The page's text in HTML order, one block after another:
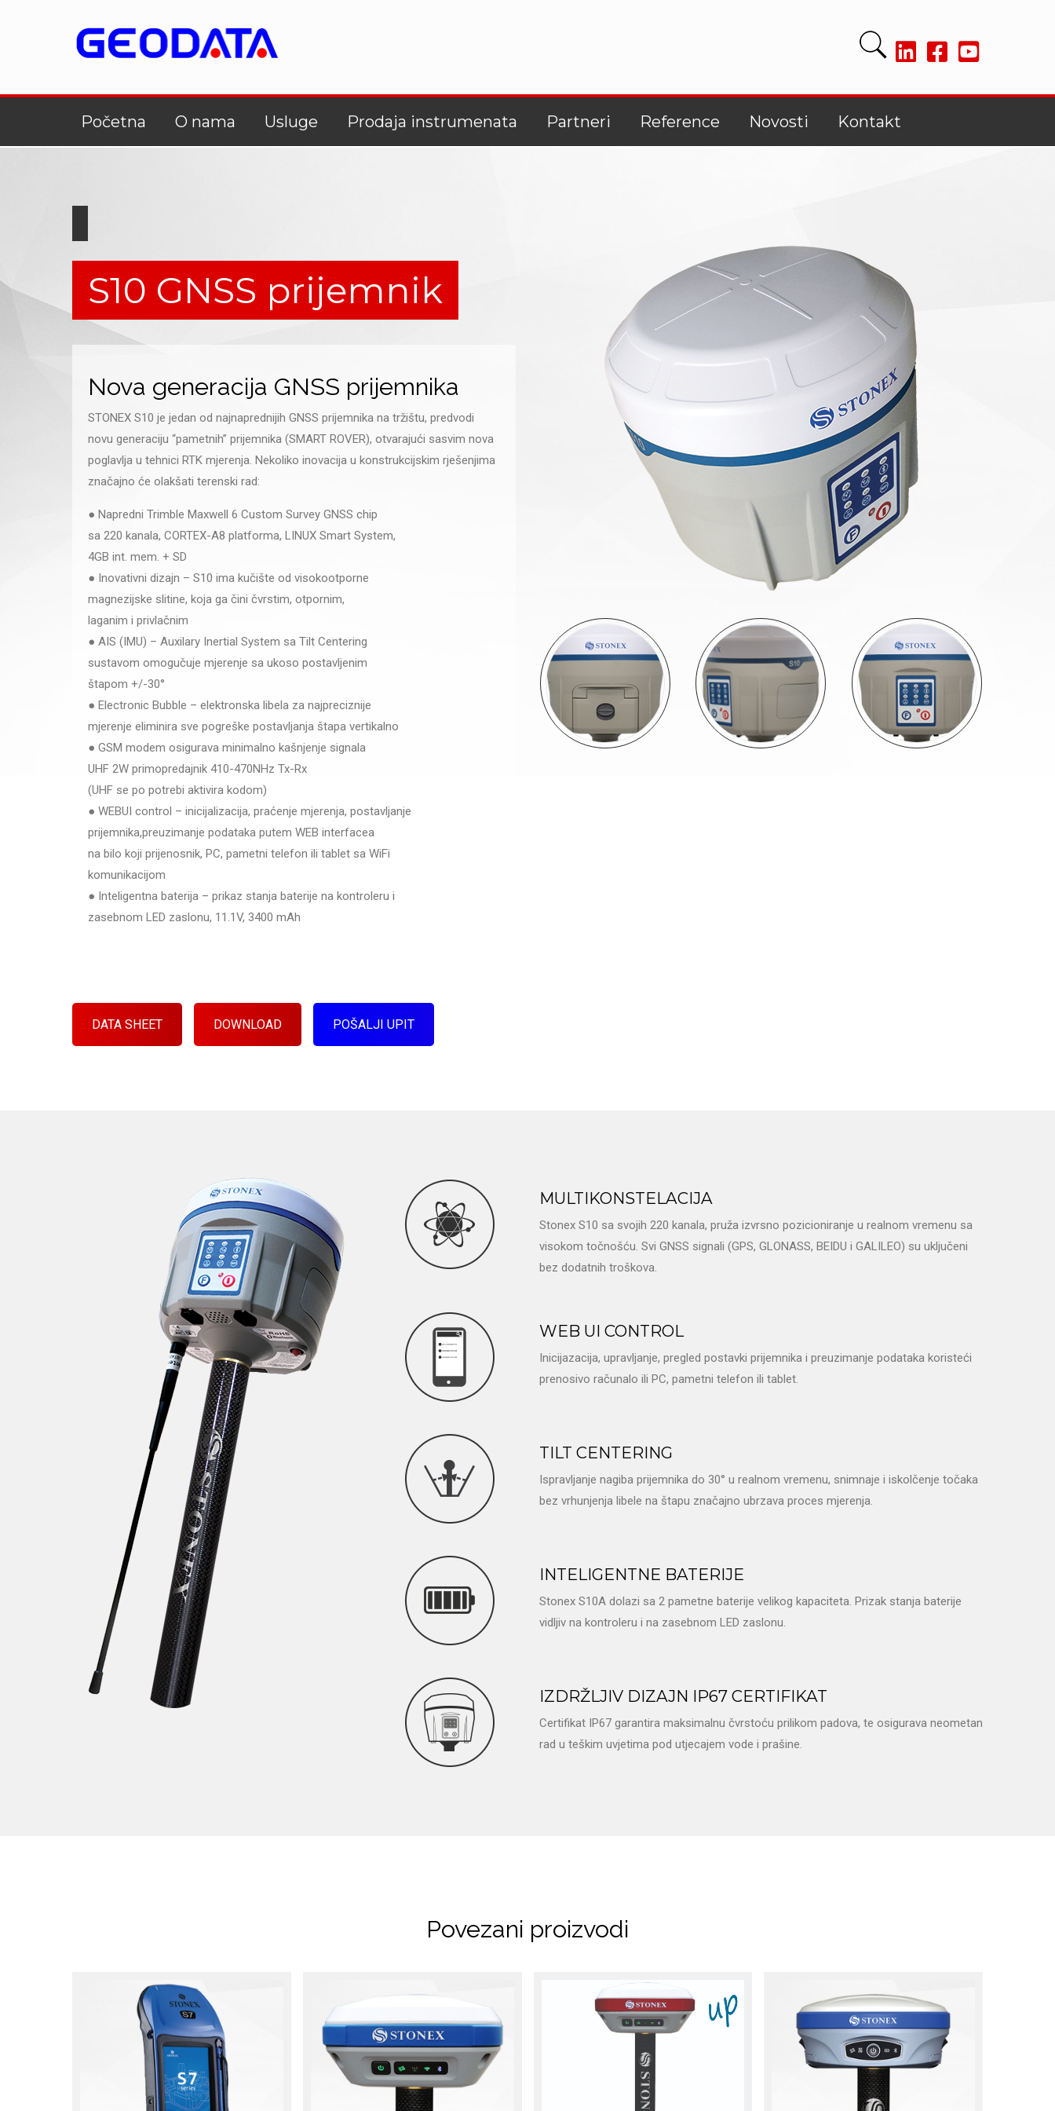
Početna O nama Usluge Prodaja instrumenata Partneri Reference Novosti Kontakt
S10 GNSS prijemnik
Nova generacija GNSS prijemnika
STONEX S10 je jedan od najnaprednijih GNSS prijemnika na tržištu, predvodi
novu generaciju “pametnih” prijemnika (SMART ROVER), otvarajući sasvim nova
poglavlja u tehnici RTK mjerenja. Nekoliko inovacija u konstrukcijskim rješenjima
značajno će olakšati terenski rad:
● Napredni Trimble Maxwell 6 Custom Survey GNSS chip
sa 220 kanala, CORTEX-A8 platforma, LINUX Smart System,
4GB int. mem. + SD
● Inovativni dizajn – S10 ima kučište od visokootporne
magnezijske slitine, koja ga čini čvrstim, otpornim,
laganim i privlačnim
● AIS (IMU) – Auxilary Inertial System sa Tilt Centering
sustavom omogučuje mjerenje sa ukoso postavljenim
štapom +/-30°
● Electronic Bubble – elektronska libela za najpreciznije
mjerenje eliminira sve pogreške postavljanja štapa vertikalno
● GSM modem osigurava minimalno kašnjenje signala
UHF 2W primopredajnik 410-470NHz Tx-Rx
(UHF se po potrebi aktivira kodom)
● WEBUI control – inicijalizacija, praćenje mjerenja, postavljanje
prijemnika,preuzimanje podataka putem WEB interfacea
na bilo koji prijenosnik, PC, pametni telefon ili tablet sa WiFi
komunikacijom
● Inteligentna baterija – prikaz stanja baterije na kontroleru i
zasebnom LED zaslonu, 11.1V, 3400 mAh
DATA SHEET DOWNLOAD POŠALJI UPIT
MULTIKONSTELACIJA
Stonex S10 sa svojih 220 kanala, pruža izvrsno pozicioniranje u realnom vremenu sa
visokom točnošću. Svi GNSS signali (GPS, GLONASS, BEIDU i GALILEO) su uključeni
bez dodatnih troškova.
WEB UI CONTROL
Inicijazacija, upravljanje, pregled postavki prijemnika i preuzimanje podataka koristeći
prenosivo računalo ili PC, pametni telefon ili tablet.
TILT CENTERING
Ispravljanje nagiba prijemnika do 30° u realnom vremenu, snimnaje i iskolčenje točaka
bez vrhunjenja libele na štapu značajno ubrzava proces mjerenja.
INTELIGENTNE BATERIJE
Stonex S10A dolazi sa 2 pametne baterije velikog kapaciteta. Prizak stanja baterije
vidljiv na kontroleru i na zasebnom LED zaslonu.
IZDRŽLJIV DIZAJN IP67 CERTIFIKAT
Certifikat IP67 garantira maksimalnu čvrstoću prilikom padova, te osigurava neometan
rad u teškim uvjetima pod utjecajem vode i prašine.
Povezani proizvodi